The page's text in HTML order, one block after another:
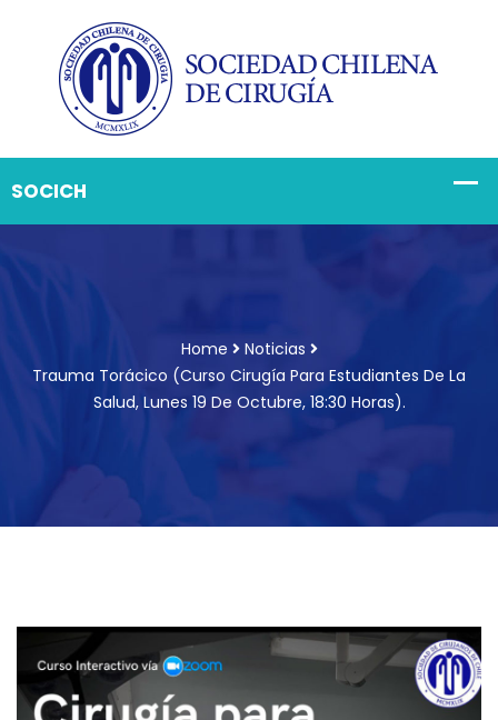
Home
Noticias
Trauma Torácico (Curso Cirugía Para Estudiantes De La
Salud, Lunes 19 De Octubre, 18:30 Horas).